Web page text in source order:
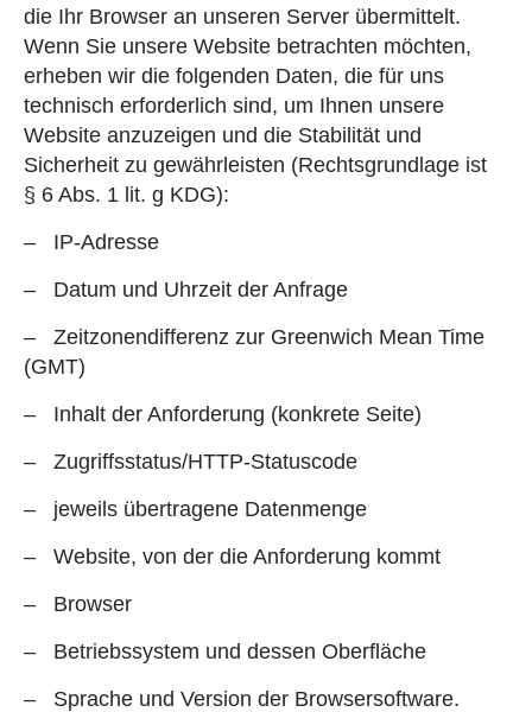
die Ihr Browser an unseren Server übermittelt.
Wenn Sie unsere Website betrachten möchten,
erheben wir die folgenden Daten, die für uns
technisch erforderlich sind, um Ihnen unsere
Website anzuzeigen und die Stabilität und
Sicherheit zu gewährleisten (Rechtsgrundlage ist
§ 6 Abs. 1 lit. g KDG):
– IP-Adresse
– Datum und Uhrzeit der Anfrage
– Zeitzonendifferenz zur Greenwich Mean Time
(GMT)
– Inhalt der Anforderung (konkrete Seite)
– Zugriffsstatus/HTTP-Statuscode
– jeweils übertragene Datenmenge
– Website, von der die Anforderung kommt
– Browser
– Betriebssystem und dessen Oberfläche
– Sprache und Version der Browsersoftware.